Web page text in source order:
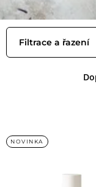
Filtrace a řazení
NOVINKA